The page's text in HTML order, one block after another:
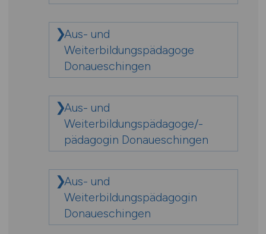
Aus- und
Weiterbildungspädagoge
Donaueschingen
Aus- und
Weiterbildungspädagoge/-
pädagogin Donaueschingen
Aus- und
Weiterbildungspädagogin
Donaueschingen